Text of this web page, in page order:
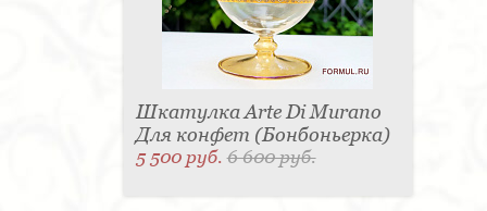
Шкатулка Arte Di Murano
Для конфет (Бонбоньерка)
5 500 руб.6 600 руб.